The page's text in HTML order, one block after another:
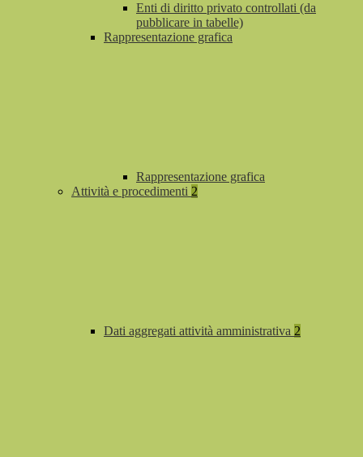
Enti di diritto privato controllati (da
pubblicare in tabelle)
Rappresentazione grafica
Rappresentazione grafica
Attività e procedimenti 2
Dati aggregati attività amministrativa 2